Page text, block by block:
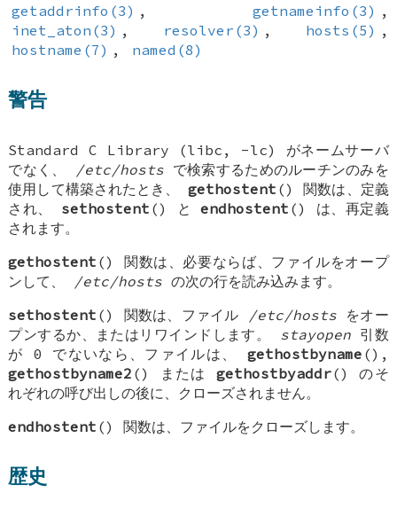
getaddrinfo(3) , getnameinfo(3) ,
inet_aton(3) , resolver(3) , hosts(5) ,
hostname(7) , named(8)
警告
Standard C Library (libc, -lc)
がネームサーバ
でなく、
/etc/hostsで検索するためのルーチンのみを
使用して構築されたとき、gethostent () 関数は、定義
され、 sethostent () とendhostent () は、再定義
されます。
gethostent () 関数は、必要ならば、ファイルをオープ
ンして、
/etc/hosts の次の行を読み込みます。
sethostent () 関数は、ファイル /etc/hostsをオー
プンするか、またはリワインドします。 stayopen引数
が 0 でないなら、ファイルは、 gethostbyname (),
gethostbyname2 () またはgethostbyaddr() のそ
れぞれの呼び出しの後に、クローズされません。
endhostent () 関数は、ファイルをクローズします。
歴史